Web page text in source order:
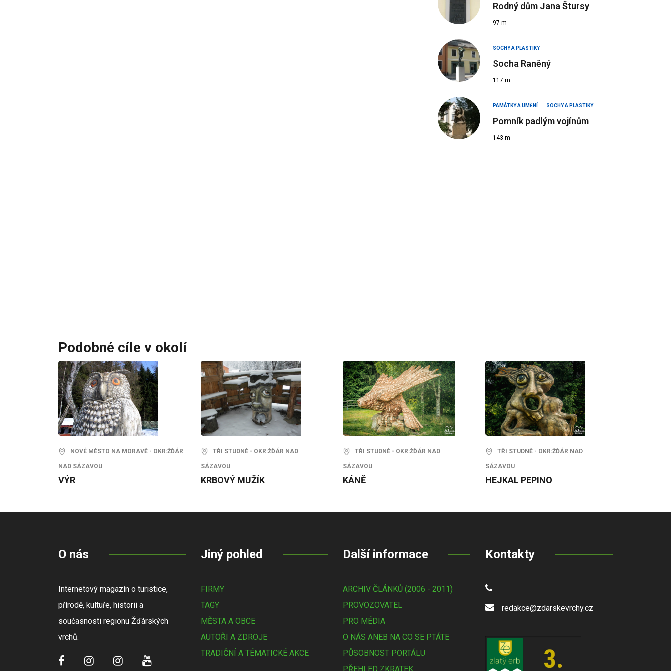
Rodný dům Jana Štursy
97 m
SOCHY A PLASTIKY
Socha Raněný
117 m
PAMÁTKY A UMĚNÍ SOCHY A PLASTIKY
Pomník padlým vojínům
143 m
Podobné cíle v okolí
NOVÉ MĚSTO NA MORAVĚ - OKR:ŽĎÁR
NAD SÁZAVOU
VÝR
TŘI STUDNĚ - OKR:ŽĎÁR NAD
SÁZAVOU
KRBOVÝ MUŽÍK
TŘI STUDNĚ - OKR:ŽĎÁR NAD
SÁZAVOU
KÁNĚ
TŘI STUDNĚ - OKR:ŽĎÁR NAD
SÁZAVOU
HEJKAL PEPINO
O nás
Internetový magazín o turistice,
přírodě, kultuře, historii a
současnosti regionu Žďárských
vrchů.
Jiný pohled
FIRMY
TAGY
MĚSTA A OBCE
AUTOŘI A ZDROJE
TRADIČNÍ A TÉMATICKÉ AKCE
Další informace
ARCHIV ČLÁNKŮ (2006 - 2011)
PROVOZOVATEL
PRO MÉDIA
O NÁS ANEB NA CO SE PTÁTE
PŮSOBNOST PORTÁLU
PŘEHLED ZKRATEK
Kontakty
redakce@zdarskevrchy.cz